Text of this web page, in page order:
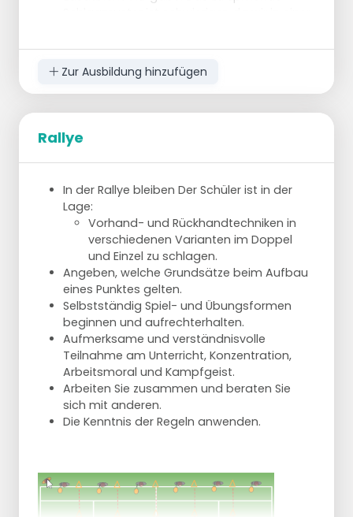
am Netz und ein Spieler in der Abwehr)
Zur Ausbildung hinzufügen
Rallye
In der Rallye bleiben Der Schüler ist in der
Lage:
Vorhand- und Rückhandtechniken in
verschiedenen Varianten im Doppel
und Einzel zu schlagen.
Angeben, welche Grundsätze beim Aufbau
eines Punktes gelten.
Selbstständig Spiel- und Übungsformen
beginnen und aufrechterhalten.
Aufmerksame und verständnisvolle
Teilnahme am Unterricht, Konzentration,
Arbeitsmoral und Kampfgeist.
Arbeiten Sie zusammen und beraten Sie
sich mit anderen.
Die Kenntnis der Regeln anwenden.